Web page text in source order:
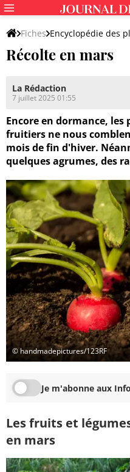
Fiches Encyclopédie des
Caractéristiques des plantes
Récolte en mars
La Rédaction
7 juillet 2025 01:55
Encore en dormance,
fruitiers ne nous
mois de fin d'hiver.
quelques agrumes, des
© handmadepictures/123RF
Je m'abonne aux
Les fruits et
en mars